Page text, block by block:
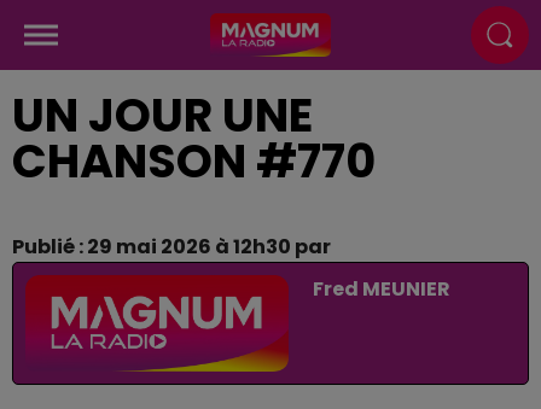
UN JOUR UNE
CHANSON #770
Publié : 29 mai 2026 à 12h30 par
Fred MEUNIER